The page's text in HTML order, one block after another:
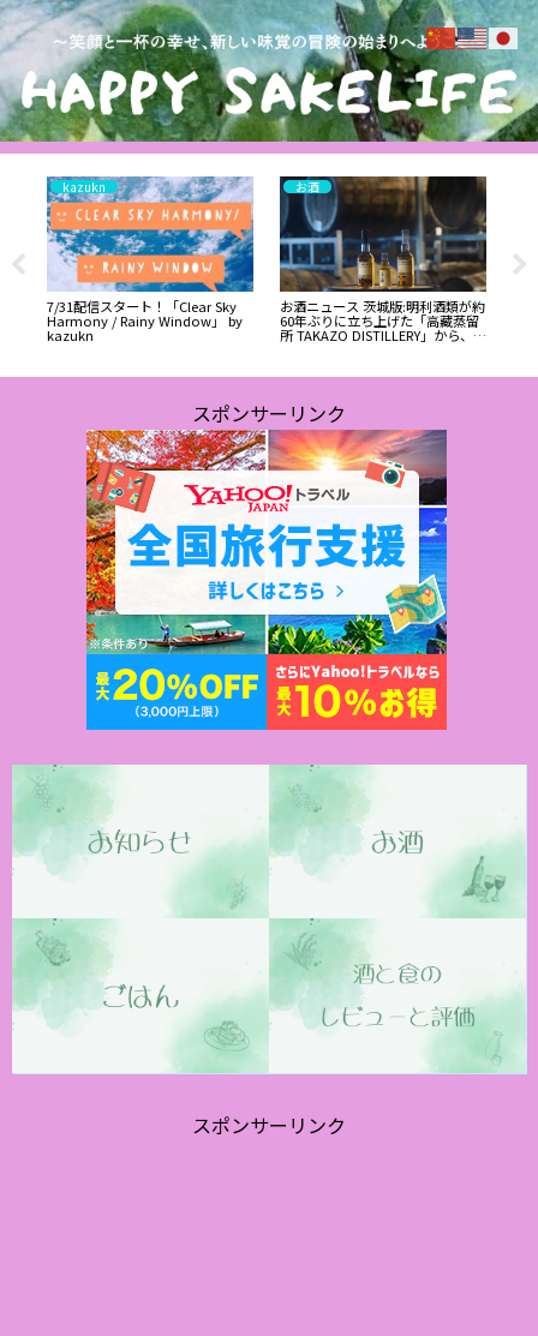
kazukn
7/31配信スタート！「Clear Sky
Harmony / Rainy Window」 by
kazukn
お酒
お酒ニュース 茨城版:明利酒類が約
60年ぶりに立ち上げた「高藏蒸留
所 TAKAZO DISTILLERY」から、ニ
MALT」シリーズが発売。
スポンサーリンク
スポンサーリンク